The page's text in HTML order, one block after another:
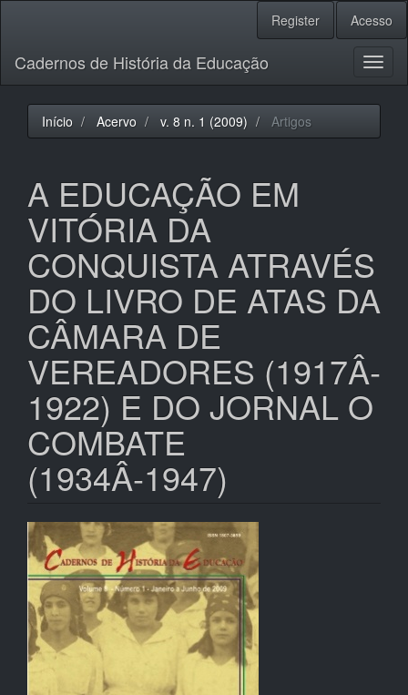
principal
Barra
Lateral
Register Acesso
Cadernos de História da Educação
Início Acervo v. 8 n. 1 (2009) Artigos
A EDUCAÇÃO EM
VITÓRIA DA
CONQUISTA ATRAVÉS
DO LIVRO DE ATAS DA
CÂMARA DE
VEREADORES (1917Â­
1922) E DO JORNAL O
COMBATE
(1934Â­-1947)
Barra
lateral
de
artigos